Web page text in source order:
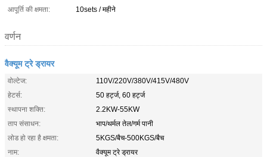
आपूर्ति की क्षमता:
10sets / महीने
वर्णन
वैक्यूम ट्रे ड्रायर
वोल्टेज:
110V/220V/380V/415V/480V
हेटर्स:
50 हर्ट्ज, 60 हर्ट्ज
स्थापना शक्ति:
2.2KW-55KW
ताप संसाधन:
भाप/थर्मल तेल/गर्म पानी
लोड हो रहा है क्षमता:
5KGS/बैच-500KGS/बैच
नाम:
वैक्यूम ट्रे ड्रायर